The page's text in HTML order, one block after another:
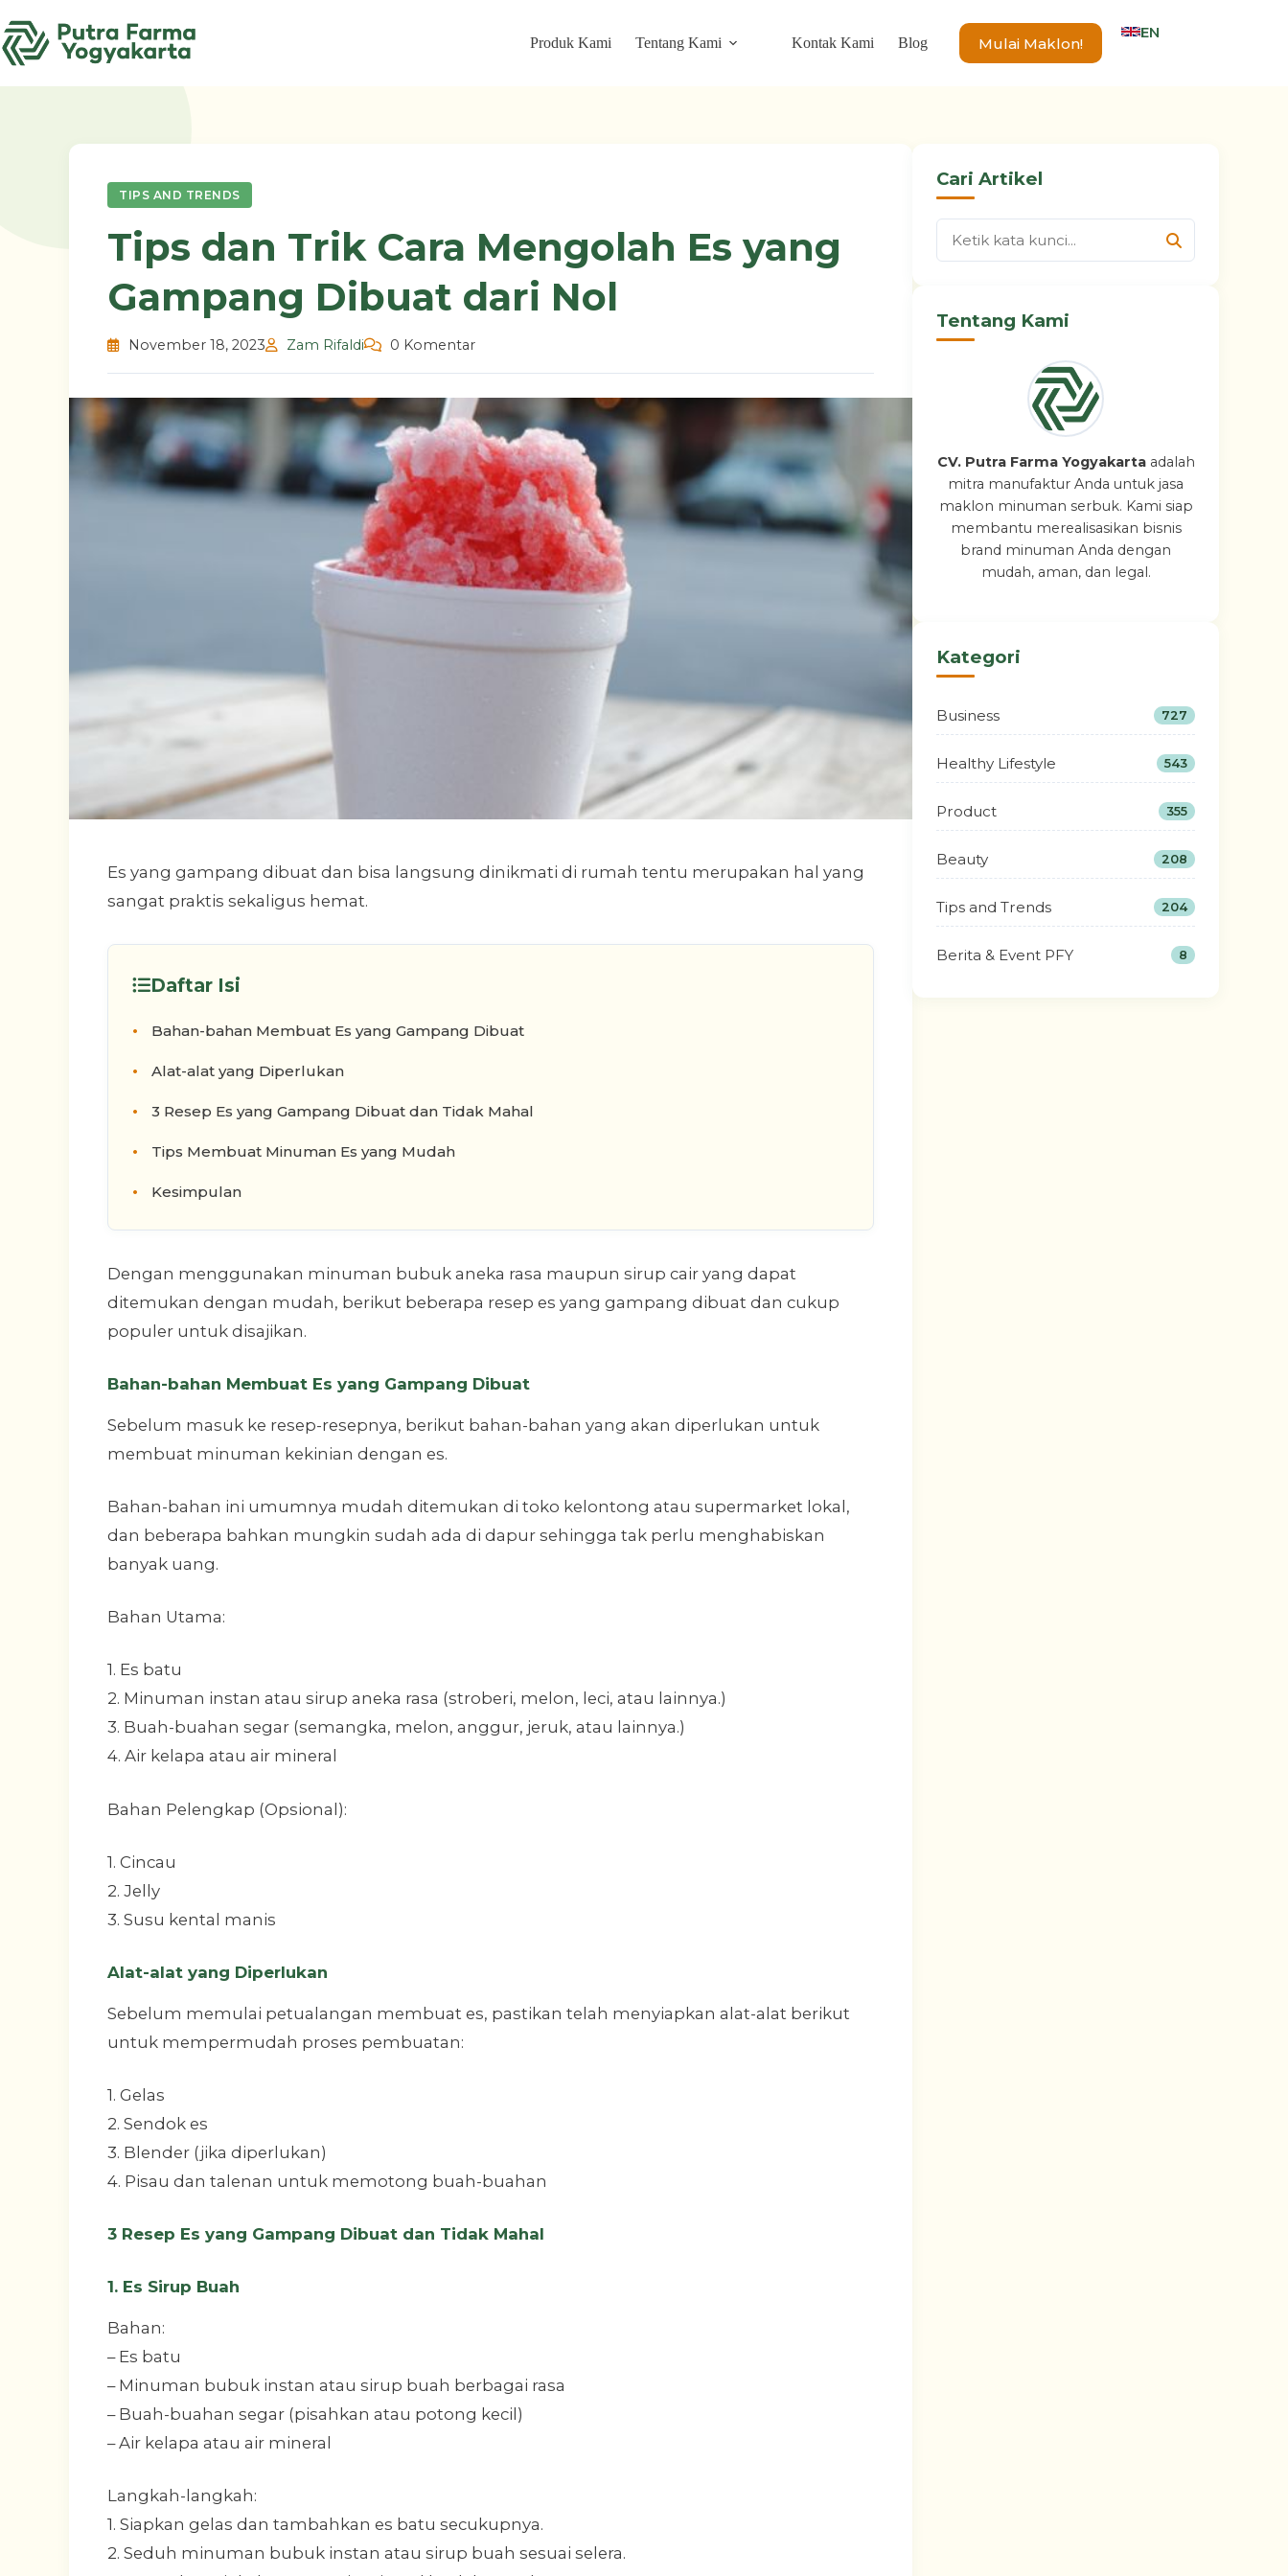
to
content
Produk Kami Tentang Kami Kontak Kami Blog Mulai Maklon!
EN
TIPS AND TRENDS
Tips dan Trik Cara Mengolah Es yang
Gampang Dibuat dari Nol
November 18, 2023 Zam Rifaldi 0 Komentar
Es yang gampang dibuat dan bisa langsung dinikmati di rumah tentu merupakan hal yang
sangat praktis sekaligus hemat.
Daftar Isi
Bahan-bahan Membuat Es yang Gampang Dibuat
Alat-alat yang Diperlukan
3 Resep Es yang Gampang Dibuat dan Tidak Mahal
Tips Membuat Minuman Es yang Mudah
Kesimpulan
Dengan menggunakan minuman bubuk aneka rasa maupun sirup cair yang dapat
ditemukan dengan mudah, berikut beberapa resep es yang gampang dibuat dan cukup
populer untuk disajikan.
Bahan-bahan Membuat Es yang Gampang Dibuat
Sebelum masuk ke resep-resepnya, berikut bahan-bahan yang akan diperlukan untuk
membuat minuman kekinian dengan es.
Bahan-bahan ini umumnya mudah ditemukan di toko kelontong atau supermarket lokal,
dan beberapa bahkan mungkin sudah ada di dapur sehingga tak perlu menghabiskan
banyak uang.
Bahan Utama:
1. Es batu
2. Minuman instan atau sirup aneka rasa (stroberi, melon, leci, atau lainnya.)
3. Buah-buahan segar (semangka, melon, anggur, jeruk, atau lainnya.)
4. Air kelapa atau air mineral
Bahan Pelengkap (Opsional):
1. Cincau
2. Jelly
3. Susu kental manis
Alat-alat yang Diperlukan
Sebelum memulai petualangan membuat es, pastikan telah menyiapkan alat-alat berikut
untuk mempermudah proses pembuatan:
1. Gelas
2. Sendok es
3. Blender (jika diperlukan)
4. Pisau dan talenan untuk memotong buah-buahan
3 Resep Es yang Gampang Dibuat dan Tidak Mahal
1. Es Sirup Buah
Bahan:
– Es batu
– Minuman bubuk instan atau sirup buah berbagai rasa
– Buah-buahan segar (pisahkan atau potong kecil)
– Air kelapa atau air mineral
Langkah-langkah:
1. Siapkan gelas dan tambahkan es batu secukupnya.
2. Seduh minuman bubuk instan atau sirup buah sesuai selera.
Cari Artikel
Tentang Kami
CV. Putra Farma Yogyakartaadalah
mitra manufaktur Anda untuk jasa
maklon minuman serbuk. Kami siap
membantu merealisasikan bisnis
brand minuman Anda dengan
mudah, aman, dan legal.
Kategori
Business 727
Healthy Lifestyle 543
Product 355
Beauty 208
Tips and Trends 204
Berita & Event PFY 8